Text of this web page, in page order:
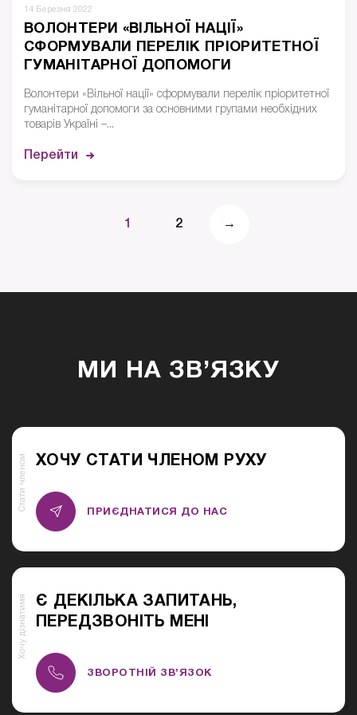
14 Березня 2022
ВОЛОНТЕРИ «ВІЛЬНОЇ НАЦІЇ»
СФОРМУВАЛИ ПЕРЕЛІК ПРІОРИТЕТНОЇ
ГУМАНІТАРНОЇ ДОПОМОГИ
Волонтери «Вільної нації» сформували перелік пріоритетної
гуманітарної допомоги за основними групами необхідних
товарів Україні –...
Перейти
1 2 →
МИ НА ЗВ’ЯЗКУ
Стати членом ХОЧУ СТАТИ ЧЛЕНОМ РУХУ
ПРИЄДНАТИСЯ ДО НАС
Хочу дізнатимя
Є ДЕКІЛЬКА ЗАПИТАНЬ,
ПЕРЕДЗВОНІТЬ МЕНІ
ЗВОРОТНІЙ ЗВ’ЯЗОК